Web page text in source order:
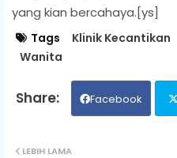
yang kian bercahaya.[ys]
Tags Klinik Kecantikan
Wanita
Facebook
LEBIH LAMA